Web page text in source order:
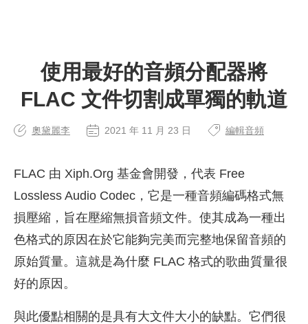
使用最好的音頻分配器將
FLAC 文件切割成單獨的軌道
奧黛麗李 2021 年 11 月 23 日 編輯音頻
FLAC 由 Xiph.Org 基金會開發，代表 Free
Lossless Audio Codec，它是一種音頻編碼格式無
損壓縮，旨在壓縮無損音頻文件。使其成為一種出
色格式的原因在於它能夠完美而完整地保留音頻的
原始質量。這就是為什麼 FLAC 格式的歌曲質量很
好的原因。
與此優點相關的是具有大文件大小的缺點。它們很